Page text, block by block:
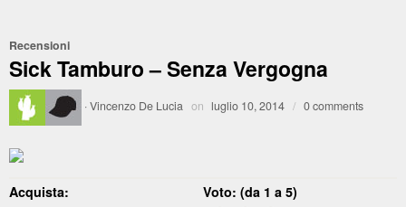
Recensioni
Sick Tamburo – Senza Vergogna
·Vincenzo De Lucia on luglio 10, 2014 / 0 comments
Acquista: Voto: (da 1 a 5)